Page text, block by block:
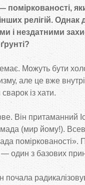
релігій.
і нездатними
Можуть бути
але це вже
із хати.
Він притаманний
(мир йому!).
поміркованості».
один з базових
почала